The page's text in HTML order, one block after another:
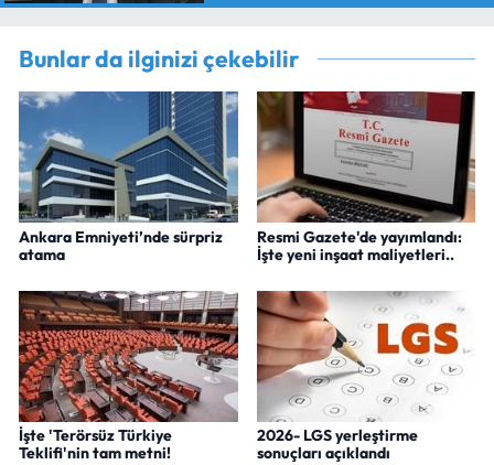
Bunlar da ilginizi çekebilir
Ankara Emniyeti’nde sürpriz
atama
Resmi Gazete'de yayımlandı:
İşte yeni inşaat maliyetleri..
İşte 'Terörsüz Türkiye
Teklifi'nin tam metni!
2026- LGS yerleştirme
sonuçları açıklandı